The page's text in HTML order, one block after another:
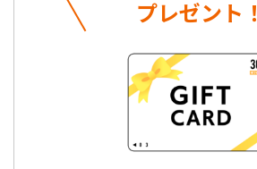
プレゼント！